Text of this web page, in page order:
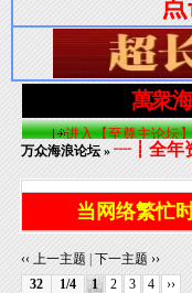
万众海浪论坛 »┈┋全年
当网络繁忙
‹‹ 上一主题 |下一主题 ››
32
1/4 1 2 3 4
››